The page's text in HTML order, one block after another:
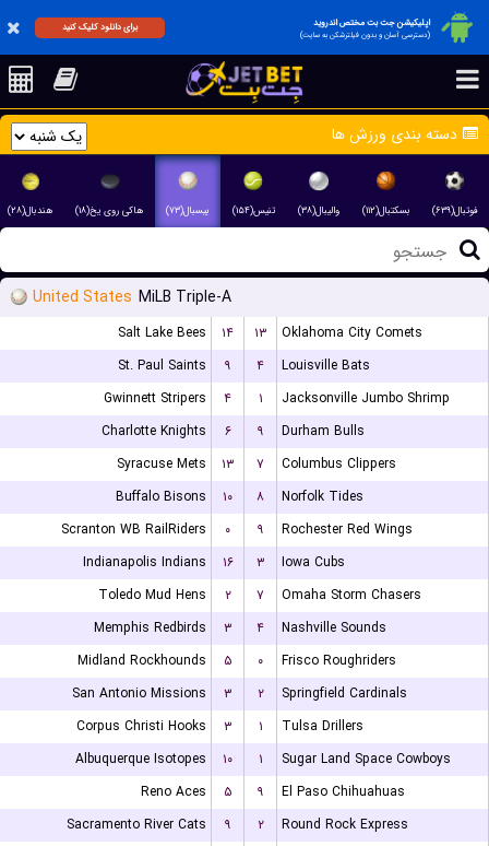
اپلیکیشن جت بت مختص اندروید
(دسترسی آسان و بدون فیلترشکن به سایت)
برای دانلود کلیک کنید
دسته بندی ورزش ها
فوتبال(۶۳۹) بسکتبال(۱۱۲) والیبال(۳۸) تنیس(۱۵۴) بیسبال(۷۳) هاکی روی یخ(۱۸) هندبال(۲۸)
United States MiLB Triple-A
Salt Lake Bees ۱۴ ۱۳
Oklahoma City Comets
St. Paul Saints
۹ ۴
Louisville Bats
Gwinnett Stripers
۴ ۱
Jacksonville Jumbo Shrimp
Charlotte Knights
۶ ۹
Durham Bulls
Syracuse Mets
۱۳ ۷
Columbus Clippers
Buffalo Bisons
۱۰ ۸
Norfolk Tides
Scranton WB RailRiders
۰ ۹
Rochester Red Wings
Indianapolis Indians
۱۶ ۳
Iowa Cubs
Toledo Mud Hens
۲ ۷
Omaha Storm Chasers
Memphis Redbirds
۳ ۴
Nashville Sounds
Midland Rockhounds
۵ ۰
Frisco Roughriders
San Antonio Missions
۳ ۲
Springfield Cardinals
Corpus Christi Hooks
۳ ۱
Tulsa Drillers
Albuquerque Isotopes
۱۰ ۱
Sugar Land Space Cowboys
Reno Aces
۵ ۹
El Paso Chihuahuas
Sacramento River Cats
۹ ۲
Round Rock Express